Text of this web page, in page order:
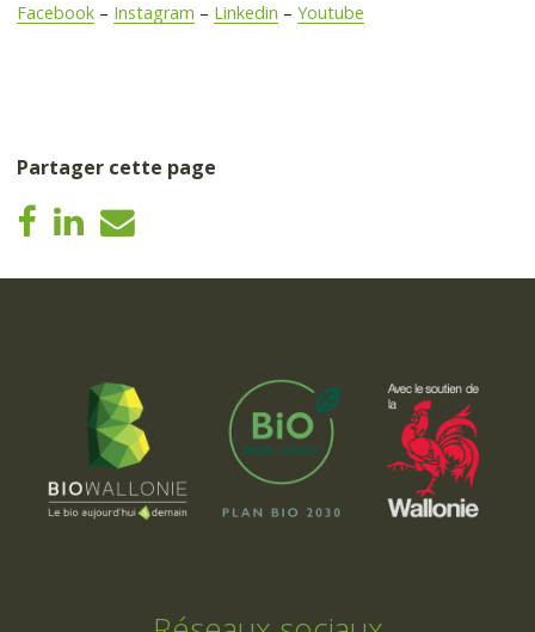
Facebook – Instagram – Linkedin –Youtube
Partager cette page